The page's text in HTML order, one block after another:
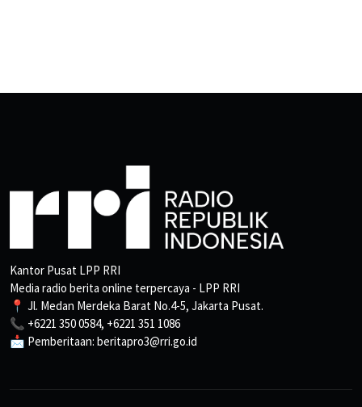
Kantor Pusat LPP RRI
Media radio berita online terpercaya - LPP RRI
📍 Jl. Medan Merdeka Barat No.4-5, Jakarta Pusat.
📞 +6221 350 0584, +6221 351 1086
📩 Pemberitaan: beritapro3@rri.go.id